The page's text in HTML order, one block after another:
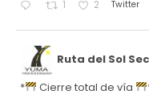
1 2 Twitter
Ruta del Sol
* Cierre total de vía